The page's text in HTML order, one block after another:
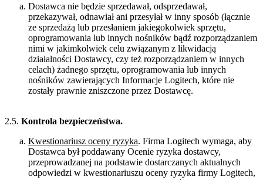
Dostawca nie będzie sprzedawał, odsprzedawał,
przekazywał, odnawiał ani przesyłał w inny sposób (łącznie
ze sprzedażą lub przesłaniem jakiegokolwiek sprzętu,
oprogramowania lub innych nośników bądź rozporządzaniem
nimi w jakimkolwiek celu związanym z likwidacją
działalności Dostawcy, czy też rozporządzaniem w innych
celach) żadnego sprzętu, oprogramowania lub innych
nośników zawierających Informacje Logitech, które nie
zostały prawnie zniszczone przez Dostawcę.
2.5. Kontrola bezpieczeństwa.
Kwestionariusz oceny ryzyka. Firma Logitech wymaga, aby
Dostawca był poddawany Ocenie ryzyka dostawcy,
przeprowadzanej na podstawie dostarczanych aktualnych
odpowiedzi w kwestionariuszu oceny ryzyka firmy Logitech,